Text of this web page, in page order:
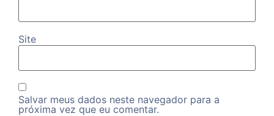
Site
Salvar meus dados neste navegador para a
próxima vez que eu comentar.